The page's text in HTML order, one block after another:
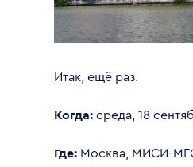
Итак, ещё раз.
Когда: среда, 18
Где: Москва, МИСИ-